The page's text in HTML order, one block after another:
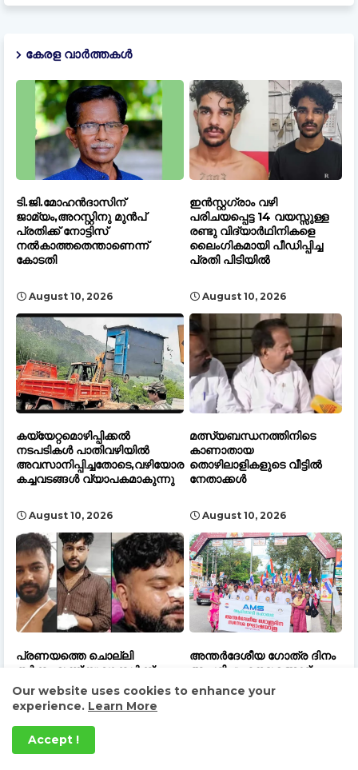
കേരള വാർത്തകൾ
ടി.ജി.മോഹൻദാസിന്
ജാമ്യം,അറസ്റ്റിനു മുൻപ്
പ്രതിക്ക് നോട്ടിസ്
നൽകാത്തതെന്താണെന്ന്
കോടതി
August 10, 2026
ഇൻസ്റ്റഗ്രാം വഴി
പരിചയപ്പെട്ട 14 വയസ്സുള്ള
രണ്ടു വിദ്യാർഥിനികളെ
ലൈംഗികമായി പീഡിപ്പിച്ച
പ്രതി പിടിയിൽ
August 10, 2026
കയ്യേറ്റമൊഴിപ്പിക്കൽ
നടപടികൾ പാതിവഴിയിൽ
അവസാനിപ്പിച്ചതോടെ,വഴിയോര
കച്ചവടങ്ങൾ വ്യാപകമാകുന്നു
August 10, 2026
മത്സ്യബന്ധനത്തിനിടെ
കാണാതായ
തൊഴിലാളികളുടെ വീട്ടിൽ
നേതാക്കൾ
August 10, 2026
പ്രണയത്തെ ചൊല്ലി
തർക്കം,മൂന്ന് യുവാക്കൾക്ക്
വെട്ടേറ്റു
അന്തർദേശീയ ഗോത്ര ദിനം
ആചരിച്ചു; നെടുമങ്ങാട്
നഗരത്തിൽ ഗോത്ര
പൈതൃകത്തിന്റെ
Our website uses cookies to enhance your
experience. Learn More
Accept !